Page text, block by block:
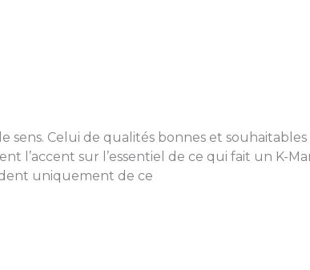
Celui de qualités bonnes et
l’accent sur l’essentiel de ce qui fait un K-
uniquement de ce